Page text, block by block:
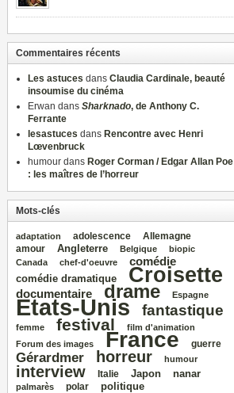
Commentaires récents
Les astuces dans Claudia Cardinale, beauté
insoumise du cinéma
Erwan dans Sharknado, de Anthony C.
Ferrante
lesastuces dans Rencontre avec Henri
Lœvenbruck
humour dans Roger Corman / Edgar Allan Poe
: les maîtres de l’horreur
Mots-clés
adaptation adolescence Allemagne
amour Angleterre Belgique
biopic
Canada
chef‑d'oeuvre comédie
comédie dramatique Croisette
documentaire drame Espagne
Etats‑Unis fantastique
femme festival
film d'animation
Forum des images
France guerre
Gérardmer horreur humour
interview Italie Japon nanar
palmarès polar politique